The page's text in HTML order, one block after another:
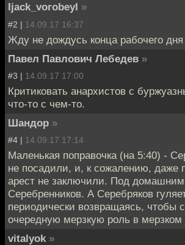
Ijack_vorobeyI »
#2 | 14.09.17 16:37
Жду не дождусь конца рабочего дня
Павел Павлович Лебедев »
#3 | 14.09.17 17:00
Критиковать анархистов с
что-то с чем-то.
Шандор »
#4 | 14.09.17 17:14
Маленькая поправочка (на 5:40) -
не посадили, и, к сожалению, даже
арест не заключили. Под
Серебренников. А Серебряков
периодически возвращаясь, чтобы
очередную мерзкую роль в мерзком
vitalyok »